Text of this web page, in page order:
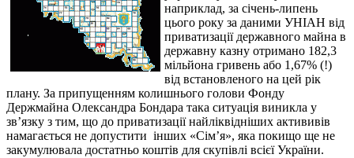
наприклад, за січень-липень
цього року за даними УНІАН від
приватизації державного майна в
державну казну отримано 182,3
мільйона гривень або 1,67% (!)
від встановленого на цей рік
плану. За припущенням колишнього голови Фонду
Держмайна Олександра Бондара така ситуація виникла у
зв’язку з тим, що до приватизації найліквідніших актививів
намагається не допустити інших «Сім’я», яка покищо ще не
закумулювала достатньо коштів для скупівлі всієї України.